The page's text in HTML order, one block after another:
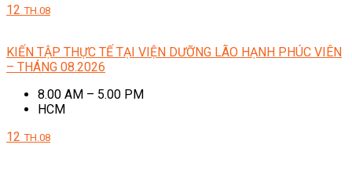
12 TH.08
KIẾN TẬP THỰC TẾ TẠI VIỆN DƯỠNG LÃO HẠNH PHÚC VIÊN
– THÁNG 08.2026
8.00 AM – 5.00 PM
HCM
12 TH.08